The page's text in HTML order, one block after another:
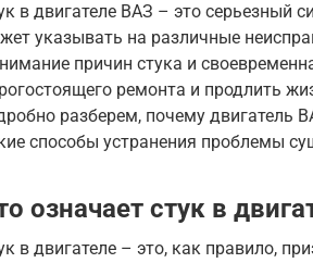
в двигателе ВАЗ – это серьезный
указывать на различные
причин стука и
ремонта и продлить
разберем, почему двигатель
способы устранения проблемы
означает стук в
в двигателе – это, как правило,